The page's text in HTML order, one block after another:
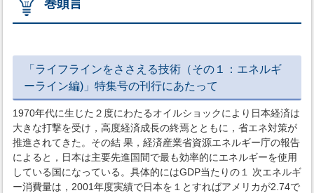
巻頭言
「ライフラインをささえる技術（その１：エネルギ
ーライン編)」特集号の刊行にあたって
1970年代に生じた２度にわたるオイルショックにより日本経済は
大きな打撃を受け，高度経済成長の終焉とともに，省エネ対策が
推進されてきた。その結 果，経済産業省資源エネルギー庁の報告
によると，日本は主要先進国間で最も効率的にエネルギーを使用
している国になっている。具体的にはGDP当たりの１ 次エネルギ
ー消費量は，2001年度実績で日本を１とすればアメリカが2.74で